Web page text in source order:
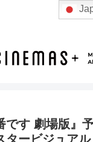
です 劇場版』
タービジュア